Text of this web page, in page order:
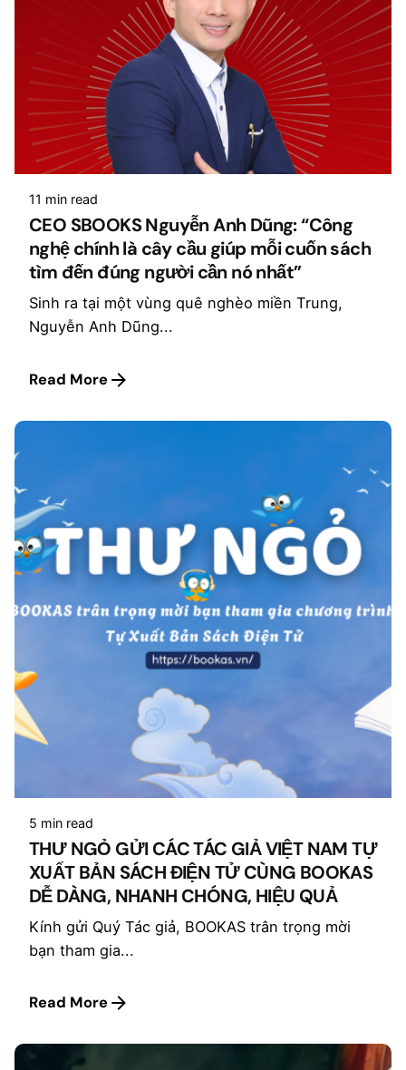
11 min read
CEO SBOOKS Nguyễn Anh Dũng: “Công
nghệ chính là cây cầu giúp mỗi cuốn sách
tìm đến đúng người cần nó nhất”
Sinh ra tại một vùng quê nghèo miền Trung,
Nguyễn Anh Dũng...
Read More
5 min read
THƯ NGỎ GỬI CÁC TÁC GIẢ VIỆT NAM TỰ
XUẤT BẢN SÁCH ĐIỆN TỬ CÙNG BOOKAS
DỄ DÀNG, NHANH CHÓNG, HIỆU QUẢ
Kính gửi Quý Tác giả, BOOKAS trân trọng mời
bạn tham gia...
Read More